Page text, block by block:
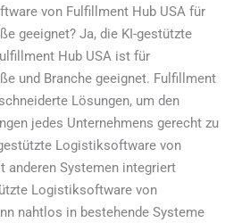
von Fulfillment Hub USA für
geeignet? Ja, die KI-gestützte
Hub USA ist für
und Branche geeignet. Fulfillment
Lösungen, um den
jedes Unternehmens gerecht zu
Logistiksoftware von
anderen Systemen integriert
Logistiksoftware von
nahtlos in bestehende Systeme